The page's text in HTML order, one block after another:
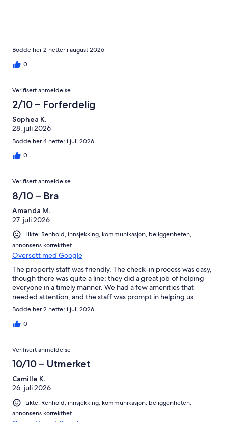
Bodde her 2 netter i august 2026
0
Verifisert anmeldelse
2/10 – Forferdelig
Sophea K.
28. juli 2026
Bodde her 4 netter i juli 2026
0
Verifisert anmeldelse
8/10 – Bra
Amanda M.
27. juli 2026
Likte: Renhold, innsjekking, kommunikasjon, beliggenheten,
annonsens korrekthet
Oversett med Google
The property staff was friendly. The check-in process was easy,
though there was quite a line; they did a great job of helping
everyone in a timely manner. We had a few amenities that
needed attention, and the staff was prompt in helping us.
Bodde her 2 netter i juli 2026
0
Verifisert anmeldelse
10/10 – Utmerket
Camille K.
26. juli 2026
Likte: Renhold, innsjekking, kommunikasjon, beliggenheten,
annonsens korrekthet